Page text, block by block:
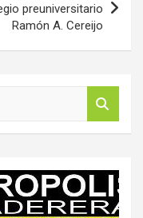
preuniversitario
Ramón A. Cereijo